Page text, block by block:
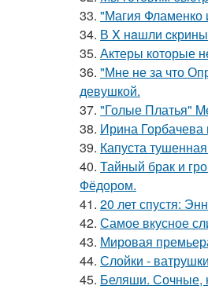
33. "Магия Фламенко
34. В X нaшли
35. Актеры которые
36. "Мне не за что
девушкой.
37. "Голые Платья"
38. Ирина Горбачева
39. Капуста
40. Тайный брак и
Фёдором.
41. 20 лет спустя:
42. Самое вкусное
43. Мировая
44. Слойки -
45. Беляши. Сочные,